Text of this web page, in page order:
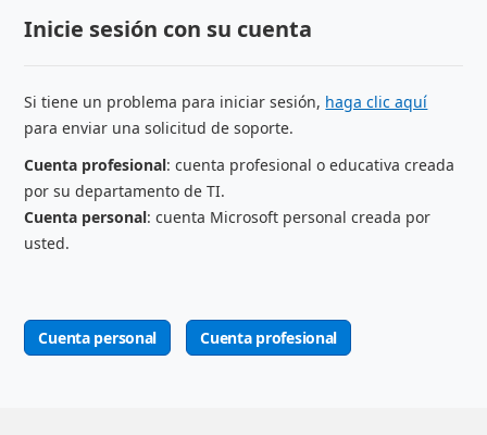
Inicie sesión con su cuenta
Si tiene un problema para iniciar sesión, haga clic aquí
para enviar una solicitud de soporte.
Cuenta profesional: cuenta profesional o educativa creada
por su departamento de TI.
Cuenta personal: cuenta Microsoft personal creada por
usted.
Cuenta personal Cuenta profesional